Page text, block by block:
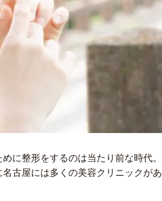
に整形をするのは当たり前な時代。
古屋には多くの美容クリニックがあ